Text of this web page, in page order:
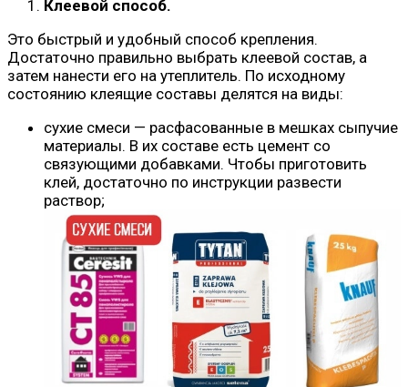
Клеевой способ.
Это быстрый и удобный способ крепления.
Достаточно правильно выбрать клеевой состав, а
затем нанести его на утеплитель. По исходному
состоянию клеящие составы делятся на виды:
сухие смеси — расфасованные в мешках сыпучие
материалы. В их составе есть цемент со
связующими добавками. Чтобы приготовить
клей, достаточно по инструкции развести
раствор;